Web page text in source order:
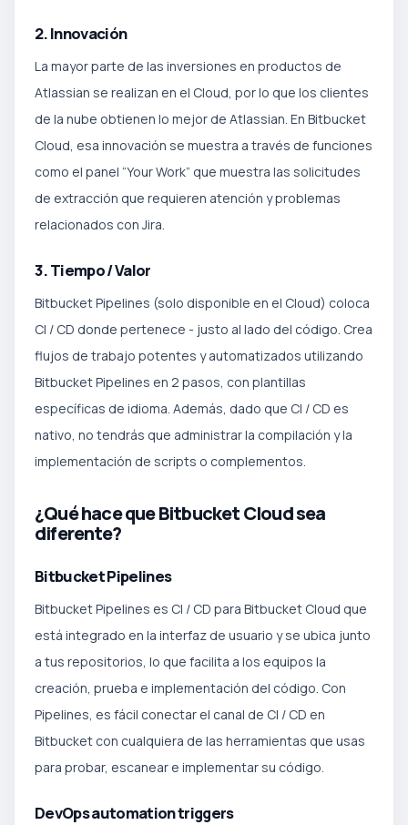
2. Innovación
La mayor parte de las inversiones en productos de
Atlassian se realizan en el Cloud, por lo que los clientes
de la nube obtienen lo mejor de Atlassian. En Bitbucket
Cloud, esa innovación se muestra a través de funciones
como el panel “Your Work” que muestra las solicitudes
de extracción que requieren atención y problemas
relacionados con Jira.
3. Tiempo / Valor
Bitbucket Pipelines (solo disponible en el Cloud) coloca
CI / CD donde pertenece - justo al lado del código. Crea
flujos de trabajo potentes y automatizados utilizando
Bitbucket Pipelines en 2 pasos, con plantillas
específicas de idioma. Además, dado que CI / CD es
nativo, no tendrás que administrar la compilación y la
implementación de scripts o complementos.
¿Qué hace que Bitbucket Cloud sea
diferente?
Bitbucket Pipelines
Bitbucket Pipelines es CI / CD para Bitbucket Cloud que
está integrado en la interfaz de usuario y se ubica junto
a tus repositorios, lo que facilita a los equipos la
creación, prueba e implementación del código. Con
Pipelines, es fácil conectar el canal de CI / CD en
Bitbucket con cualquiera de las herramientas que usas
para probar, escanear e implementar su código.
DevOps automation triggers